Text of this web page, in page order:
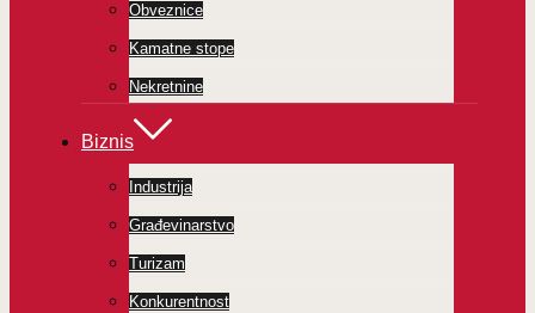
Obveznice
Kamatne stope
Nekretnine
Biznis
Industrija
Građevinarstvo
Turizam
Konkurentnost